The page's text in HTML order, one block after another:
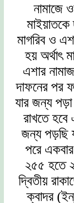
নামাজে
মাইয়াতকে
মাগরিব ও
হয় অর্থাৎ
এশার
দাফনের পর
যার জন্য
রাখতে
জন্য পড়ছি
পরে
২৫৫ হতে
দ্বিতীয়
ক্বাদর